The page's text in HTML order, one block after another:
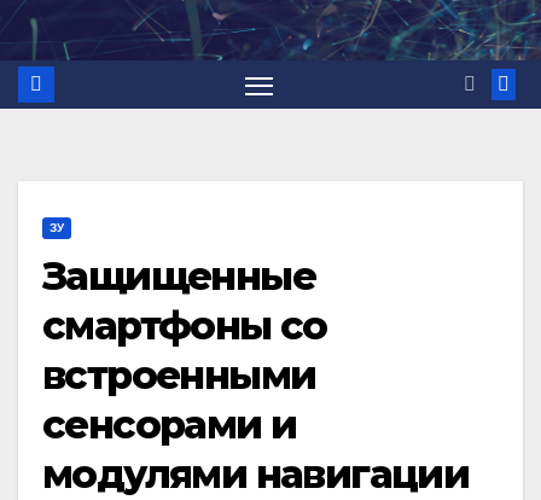
Перейти
содержимому
ЗУ
Защищенные
смартфоны со
встроенными
сенсорами и
модулями навигации